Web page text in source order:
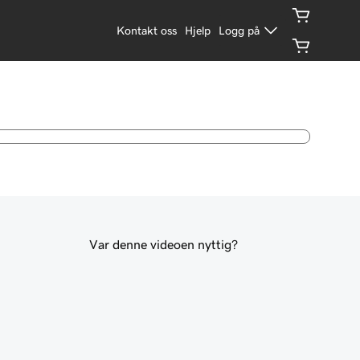
Kontakt oss Hjelp Logg på
Var denne videoen nyttig?